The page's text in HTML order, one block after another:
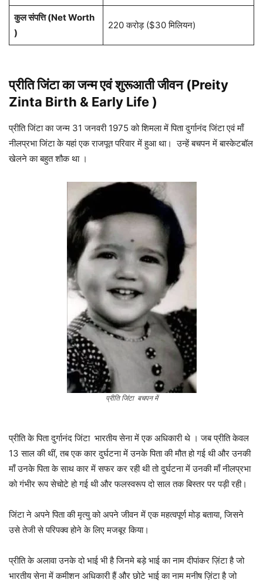
कुल संपत्ति (Net Worth
)
220 करोड़ ($30 मिलियन)
प्रीति जिंटा का जन्म एवं शुरूआती जीवन (Preity
Zinta Birth & Early Life )
प्रीति जिंटा का जन्म 31 जनवरी 1975 को शिमला में पिता दुर्गानंद जिंटा एवं माँ
नीलप्रभा जिंटा के यहां एक राजपूत परिवार में हुआ था। उन्हें बचपन में बास्केटबॉल
खेलने का बहुत शौक था ।
प्रीति जिंटा बचपन में
प्रीति के पिता दुर्गानंद जिंटा भारतीय सेना में एक अधिकारी थे । जब प्रीति केवल
13 साल की थीं, तब एक कार दुर्घटना में उनके पिता की मौत हो गई थी और उनकी
माँ उनके पिता के साथ कार में सफर कर रही थी तो दुर्घटना में उनकी माँ नीलप्रभा
को गंभीर रूप सेचोटे हो गई थी और फलस्वरूप दो साल तक बिस्तर पर पड़ी रही।
जिंटा ने अपने पिता की मृत्यु को अपने जीवन में एक महत्वपूर्ण मोड़ बताया, जिसने
उसे तेजी से परिपक्व होने के लिए मजबूर किया।
प्रीति के अलावा उनके दो भाई भी है जिनमे बड़े भाई का नाम दीपांकर ज़िंटा है जो
भारतीय सेना में कमीशन अधिकारी हैं और छोटे भाई का नाम मनीष ज़िंटा है जो